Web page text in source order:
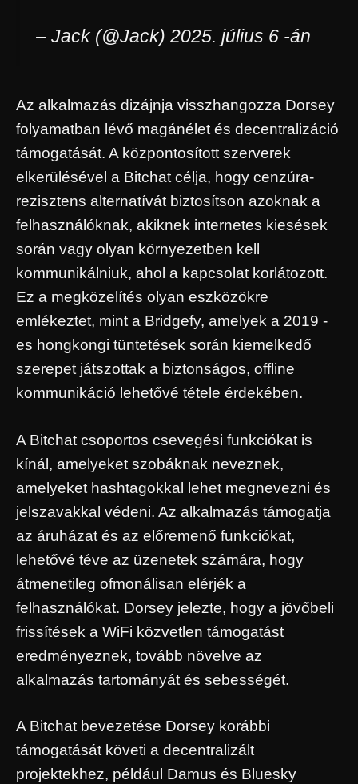
– Jack (@Jack) 2025. július 6 -án
Az alkalmazás dizájnja visszhangozza Dorsey
folyamatban lévő magánélet és decentralizáció
támogatását. A központosított szerverek
elkerülésével a Bitchat célja, hogy cenzúra-
rezisztens alternatívát biztosítson azoknak a
felhasználóknak, akiknek internetes kiesések
során vagy olyan környezetben kell
kommunikálniuk, ahol a kapcsolat korlátozott.
Ez a megközelítés olyan eszközökre
emlékeztet, mint a Bridgefy, amelyek a 2019 -
es hongkongi tüntetések során kiemelkedő
szerepet játszottak a biztonságos, offline
kommunikáció lehetővé tétele érdekében.
A Bitchat csoportos csevegési funkciókat is
kínál, amelyeket szobáknak neveznek,
amelyeket hashtagokkal lehet megnevezni és
jelszavakkal védeni. Az alkalmazás támogatja
az áruházat és az előremenő funkciókat,
lehetővé téve az üzenetek számára, hogy
átmenetileg ofmonálisan elérjék a
felhasználókat. Dorsey jelezte, hogy a jövőbeli
frissítések a WiFi közvetlen támogatást
eredményeznek, tovább növelve az
alkalmazás tartományát és sebességét.
A Bitchat bevezetése Dorsey korábbi
támogatását követi a decentralizált
projektekhez, például Damus és Bluesky